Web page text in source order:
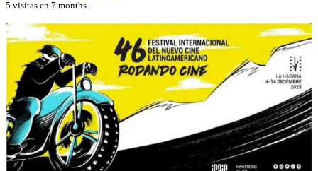
5 visitas en 7 months